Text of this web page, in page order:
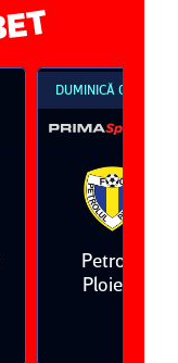
DUMINICĂ 09 AUG,
Petrolul
Ploieşti